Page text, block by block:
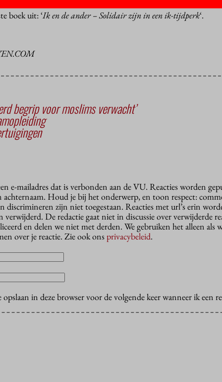
boek uit: ‘Ik en de ander – Solidair zijn in een ik-tijdperk‘.
begrip voor moslims verwacht’
e-mailadres dat is verbonden aan de VU. Reacties worden
Houd je bij het onderwerp, en toon respect:
discrimineren zijn niet toegestaan. Reacties met url’s erin
verwijderd. De redactie gaat niet in discussie over verwijderde
en delen we niet met derden. We gebruiken het alleen als
over je reactie. Zie ook onsprivacybeleid.
in deze browser voor de volgende keer wanneer ik een